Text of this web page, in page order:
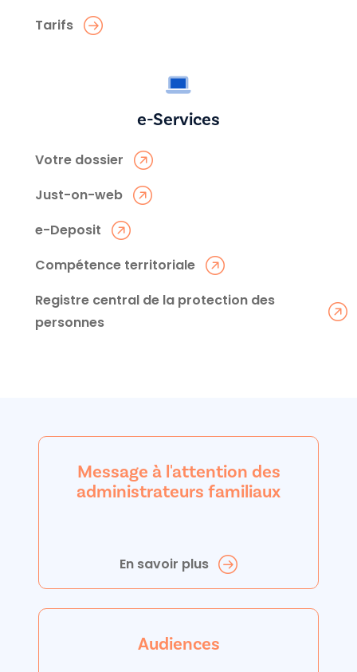
Tarifs
e-Services
Votre dossier
Just-on-web
e-Deposit
Compétence territoriale
Registre central de la protection des
personnes
Message à l'attention des
administrateurs familiaux
En savoir plus
Audiences